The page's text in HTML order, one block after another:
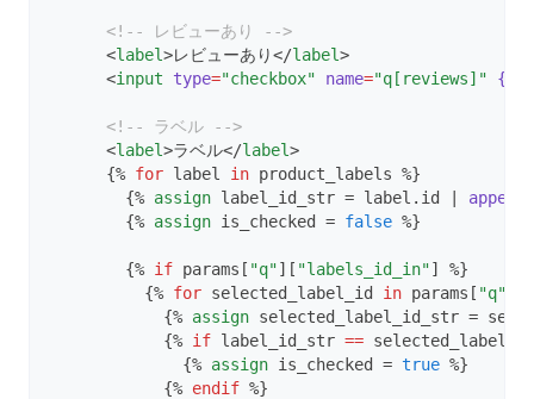
<!-- レビューあり -->
      <
label>レビューあり</label>
      <
input type="checkbox" name="q[reviews]" {%
<!-- ラベル -->
      <
label>ラベル</label>
      {%
for label in product_labels %}
        {%
assign label_id_str = label.id | append:
        {%
assign is_checked = false %}
        {%
if params[ "q"][ "labels_id_in"] %}
          {%
for selected_label_id in params[ "q"
            {%
assign selected_label_id_str =
            {%
if label_id_str ==
              {%
assign is_checked = true %}
            {%
endif %}